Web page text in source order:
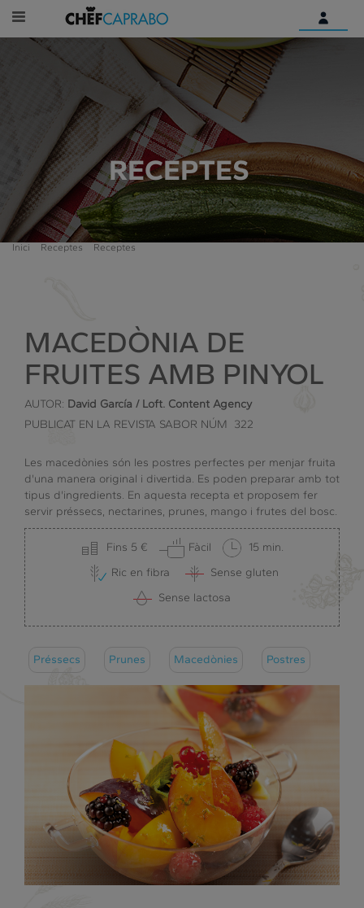
Identifica't
Encara no tens un compte
digital?
Comença aquí
RECEPTES
Inici Receptes Receptes
MACEDÒNIA DE
FRUITES AMB PINYOL
AUTOR: David García / Loft. Content Agency
PUBLICAT EN LA REVISTA SABOR NÚM 322
Les macedònies són les postres perfectes per menjar fruita
d'una manera original i divertida. Es poden preparar amb tot
tipus d'ingredients. En aquesta recepta et proposem fer
servir préssecs, nectarines, prunes, mango i frutes del bosc.
Fins 5 € Fàcil
15 min.
Ric en fibra
Sense gluten
Sense lactosa
Préssecs Prunes Macedònies Postres